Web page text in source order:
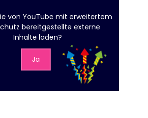
vonYouTube mit erweitertem
bereitgestellte externe
Inhalte laden?
Ja